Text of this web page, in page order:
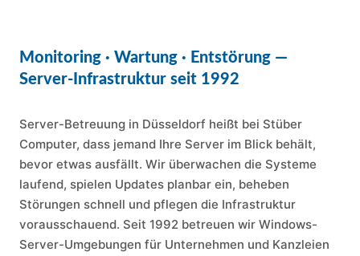
Monitoring · Wartung · Entstörung —
Server-Infrastruktur seit 1992
Server-Betreuung in Düsseldorf heißt bei Stüber
Computer, dass jemand Ihre Server im Blick behält,
bevor etwas ausfällt. Wir überwachen die Systeme
laufend, spielen Updates planbar ein, beheben
Störungen schnell und pflegen die Infrastruktur
vorausschauend. Seit 1992 betreuen wir Windows-
Server-Umgebungen für Unternehmen und Kanzleien